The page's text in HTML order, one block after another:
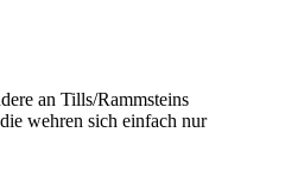
an Tills/Rammsteins
wehren sich einfach nur